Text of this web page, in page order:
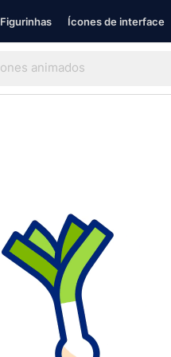
Figurinhas Ícones de interface